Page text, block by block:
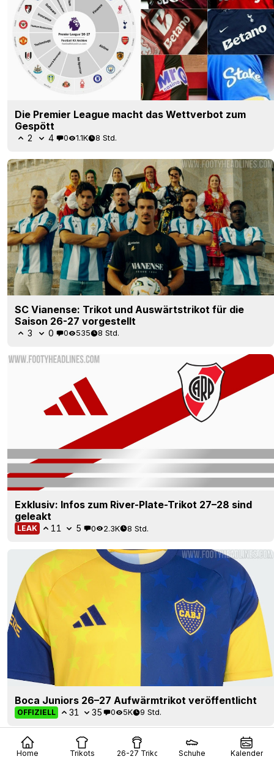
Home Trikots 26-27 Trikots Schuhe Kalender
Die Premier League macht das Wettverbot zum
Gespött
2 4 0 1.1K 8 Std.
SC Vianense: Trikot und Auswärtstrikot für die
Saison 26-27 vorgestellt
3 0 0 535 8 Std.
Exklusiv: Infos zum River-Plate-Trikot 27–28 sind
geleakt
LEAK 11 5 0 2.3K 8 Std.
Boca Juniors 26–27 Aufwärmtrikot veröffentlicht
OFFIZIELL 31 35 0 5K 9 Std.